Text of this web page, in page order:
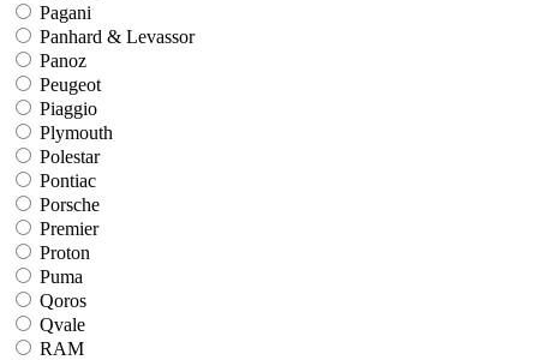
Pagani
Panhard & Levassor
Panoz
Peugeot
Piaggio
Plymouth
Polestar
Pontiac
Porsche
Premier
Proton
Puma
Qoros
Qvale
RAM